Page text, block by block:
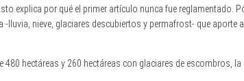
explica por qué el primer artículo nunca fue reglamentado.
nieve, glaciares descubiertos y permafrost- que aporte
hectáreas y 260 hectáreas con glaciares de escombros,